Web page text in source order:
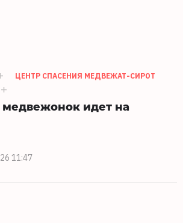
ЦЕНТР СПАСЕНИЯ МЕДВЕЖАТ-СИРОТ
идет на
11:47